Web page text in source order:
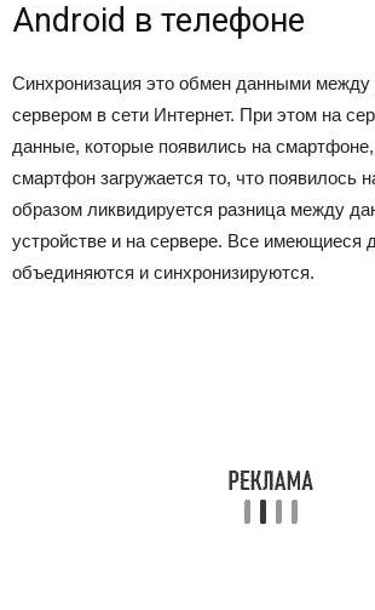
Android в телефоне
Синхронизация это обмен данными между
сервером в сети Интернет. При этом на
данные, которые появились на
смартфон загружается то, что появилось
образом ликвидируется разница между
устройстве и на сервере. Все имеющиеся
объединяются и синхронизируются.